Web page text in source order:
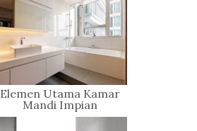
Elemen Utama Kamar
Mandi Impian